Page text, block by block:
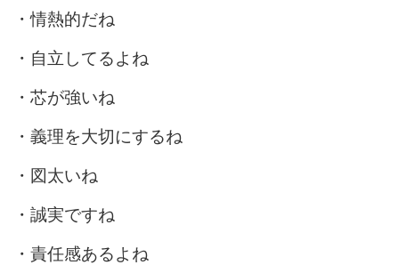
・情熱的だね
・自立してるよね
・芯が強いね
・義理を大切にするね
・図太いね
・誠実ですね
・責任感あるよね